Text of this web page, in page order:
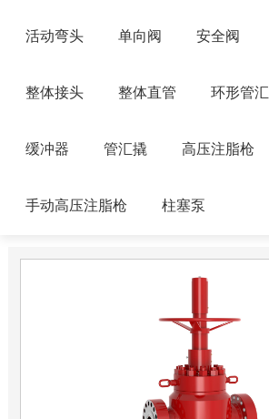
活动弯头 单向阀 安全阀
整体接头 整体直管 环形管汇
缓冲器 管汇撬 高压注脂枪
手动高压注脂枪 柱塞泵